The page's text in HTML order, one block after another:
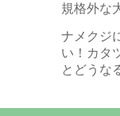
規格外な
ナメクジ
い！カタ
とどうな